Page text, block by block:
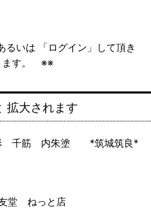
いは 「ログイン」して頂き
ます。 ※※
拡大されます
千筋 内朱塗 *筑城筑良*
堂 ねっと店